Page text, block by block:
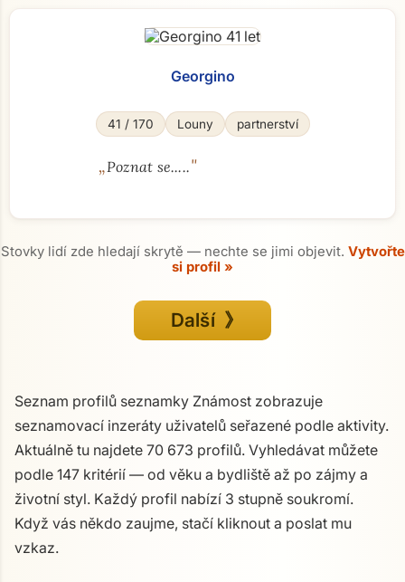
Georgino
41 / 170 Louny partnerství
„Poznat se....."
Stovky lidí zde hledají skrytě — nechte se jimi objevit. Vytvořte
si profil »
Další 》
Seznam profilů seznamky Známost zobrazuje
seznamovací inzeráty uživatelů seřazené podle aktivity.
Aktuálně tu najdete 70 673 profilů. Vyhledávat můžete
podle 147 kritérií — od věku a bydliště až po zájmy a
životní styl. Každý profil nabízí 3 stupně soukromí.
Když vás někdo zaujme, stačí kliknout a poslat mu
vzkaz.